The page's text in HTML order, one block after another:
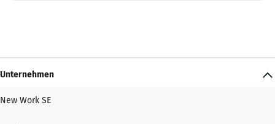
Unternehmen
New Work SE